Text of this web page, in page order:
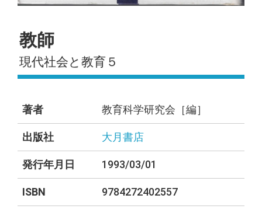
教師
現代社会と教育５
著者 教育科学研究会［編］
出版社 大月書店
発行年月日 1993/03/01
ISBN 9784272402557